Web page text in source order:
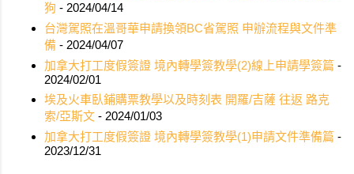
狗 - 2024/04/14
台灣駕照在溫哥華申請換領BC省駕照 申辦流程與文件準
備 - 2024/04/07
加拿大打工度假簽證 境內轉學簽教學(2)線上申請學簽篇 -
2024/02/01
埃及火車臥鋪購票教學以及時刻表 開羅/吉薩 往返 路克
索/亞斯文 - 2024/01/03
加拿大打工度假簽證 境內轉學簽教學(1)申請文件準備篇 -
2023/12/31